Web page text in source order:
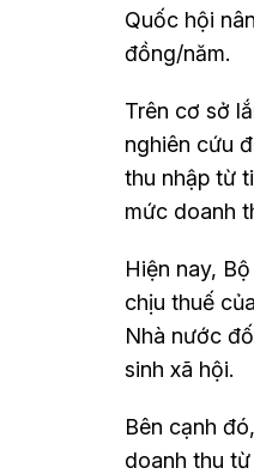
Quốc hội
đồng/năm.
Trên cơ sở
nghiên cứu
thu nhập từ
mức doanh
Hiện nay,
chịu thuế
Nhà nước
sinh xã hội.
Bên cạnh
doanh thu